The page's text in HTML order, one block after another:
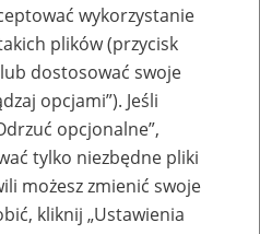
obsługi klientów w
wykorzystanie
plików (przycisk
dostosować swoje
opcjami”). Jeśli
opcjonalne”,
tylko niezbędne pliki
możesz zmienić swoje
kliknij „Ustawienia